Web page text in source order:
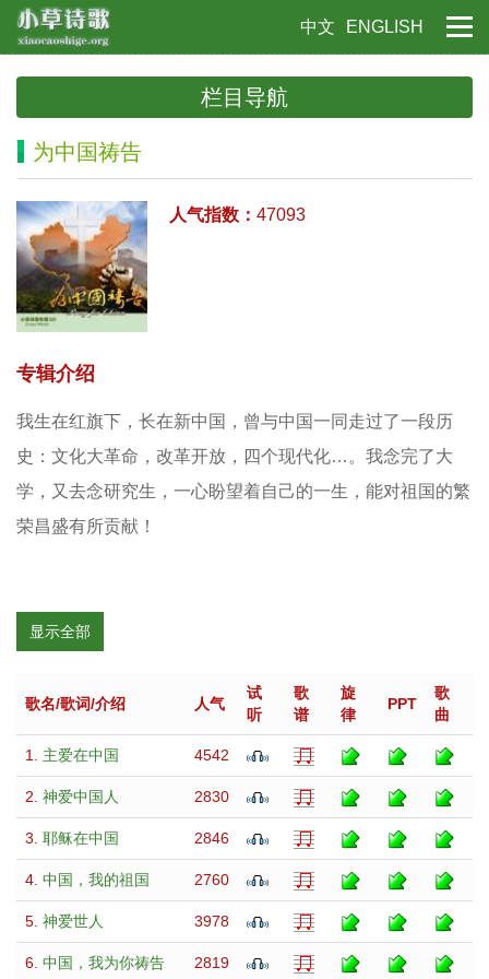
中文 ENGLISH
栏目导航
为中国祷告
人气指数： 47093
专辑介绍
我生在红旗下，长在新中国，曾与中国一同走过了一段历
史：文化大革命，改革开放，四个现代化…。我念完了大
学，又去念研究生，一心盼望着自己的一生，能对祖国的繁
荣昌盛有所贡献！
显示全部
歌名/歌词/介绍 人气
试
听
歌
谱
旋
律
PPT
歌
曲
1. 主爱在中国 4542
2. 神爱中国人 2830
3. 耶稣在中国 2846
4. 中国，我的祖国 2760
5. 神爱世人 3978
6. 中国，我为你祷告 2819